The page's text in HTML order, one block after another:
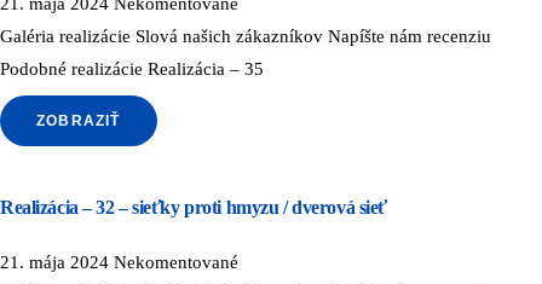
Galéria realizácie Slová našich zákazníkov Napíšte nám recenziu
Podobné realizácie Realizácia – 35
ZOBRAZIŤ
Realizácia – 32 – sieťky proti hmyzu / dverová sieť
21. mája 2024 Nekomentované